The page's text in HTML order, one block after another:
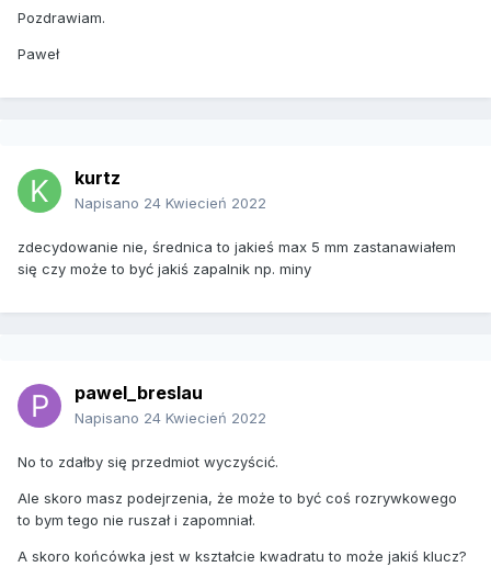
Pozdrawiam.
Paweł
kurtz
Napisano 24 Kwiecień 2022
zdecydowanie nie, średnica to jakieś max 5 mm zastanawiałem
się czy może to być jakiś zapalnik np. miny
pawel_breslau
Napisano 24 Kwiecień 2022
No to zdałby się przedmiot wyczyścić.
Ale skoro masz podejrzenia, że może to być coś rozrywkowego
to bym tego nie ruszał i zapomniał.
A skoro końcówka jest w kształcie kwadratu to może jakiś klucz?